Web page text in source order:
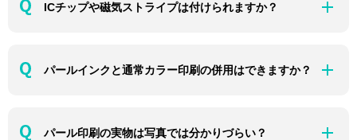
ICチップや磁気ストライプは付けられますか？
パールインクと通常カラー印刷の併用はできますか？
パール印刷の実物は写真では分かりづらい？